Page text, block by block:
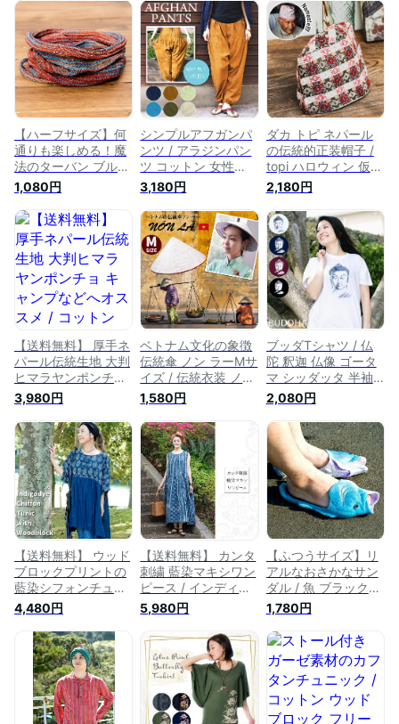
【ハーフサイズ】何
通りも楽しめる！魔
法のターバン ブルー
×オレンジ / コット
ン ヘアバンド 帽子
ニット帽
TIRAKITA(ティラキ
タ) アジア アジアン
ネパール エスニック
衣料 アジアンファッ
ション エスニックフ
ァッション
1,080円
シンプルアフガンパ
ンツ / アラジンパン
ツ コットン 女性
TIRAKITA(ティラキ
タ) アジア エスニッ
ク エスニック衣料
アジアンファッショ
ン エスニックファッ
ション
3,180円
ダカ トピ ネパール
の伝統的正装帽子 /
topi ハロウィン 仮装
TIRAKITA(ティラキ
タ) 個性的おもしろ
アジア アジアン 面
白 エスニック衣料
アジアンファッショ
ン エスニックファッ
ション【レビューで
500円クーポン プレ
ゼント】
2,180円
【送料無料】 厚手ネ
パール伝統生地 大判
ヒマラヤンポンチョ
キャンプなどへオス
スメ / コットン アウ
ター トップス フェ
ス TIRAKITA(ティラ
キタ) エスニック ア
ジア エスニック衣料
アジアンファッショ
ン エスニックファッ
ション
3,980円
ベトナム文化の象徴
伝統傘 ノン ラーMサ
イズ / 伝統衣装 ノン
ラー エコ ナチュラ
ル TIRAKITA(ティラ
キタ) おもしろ帽子
アジア アジアン 面
白 ネパール エスニ
ック衣料 アジアンフ
ァッション エスニッ
クファッション【レ
ビューで500円クー
ポン プレゼント】
1,580円
ブッダTシャツ / 仏
陀 釈迦 仏像 ゴータ
マ シッダッタ 半袖
ユニセックス ネパー
ルTシャツ
TIRAKITA(ティラキ
タ) アジアのTシャツ
メンズ レディース
エスニック衣料 アジ
アンファッション エ
スニックファッショ
ン【レビューで500
円クーポン プレゼン
ト】
2,080円
【送料無料】 ウッド
ブロックプリントの
藍染シフォンチュニ
ック / コットン
TIRAKITA(ティラキ
タ) レディース エス
ニック アジアン 半
袖 トップス エスニ
ック衣料 アジアンフ
ァッション エスニッ
クファッション
4,480円
【送料無料】 カンタ
刺繍 藍染マキシワン
ピース / インディゴ
TIRAKITA(ティラキ
タ) レディース エス
ニック アジアン 女
性 トップス ノース
リーブ エスニック衣
料 アジアンファッシ
ョン エスニックファ
ッション
5,980円
【ふつうサイズ】リ
アルなおさかなサン
ダル / 魚 ブラックバ
ス エスニック お魚
サンダル
TIRAKITA(ティラキ
タ) 靴 インド アジア
レディース エスニッ
ク衣料 アジアンファ
ッション エスニック
ファッション
1,780円